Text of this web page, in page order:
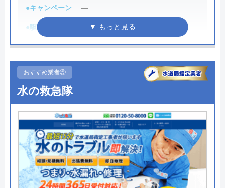
業者の一つです。
イースマイルの詳細ページはこちら
公式サイトを見る
まずは電話相談！
0120-091-026
イースマイルの基本情報
運営会社 株式会社イースマイル
代表者 島村禮孝
●キャンペーン ―
●駆けつけ時間 最短30分
●受付時間 8:00-22:00
●定休日
●出張見積もり
●支払い方法 現金、クレジットカード
●累計実績 施工対応数240万件以上
●保証・保険 ―
詳細は公式HPでご確認ください
おすすめ業者⑤
水の救急隊